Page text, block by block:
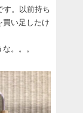
す。以前持ち
い足したけ
。。。